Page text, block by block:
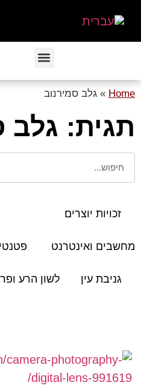
Home
» גלב סמירנוב
תגית: גלב
זכויות יוצרים
מחשבים ואינטרנט
גניבת עין לשון הרע